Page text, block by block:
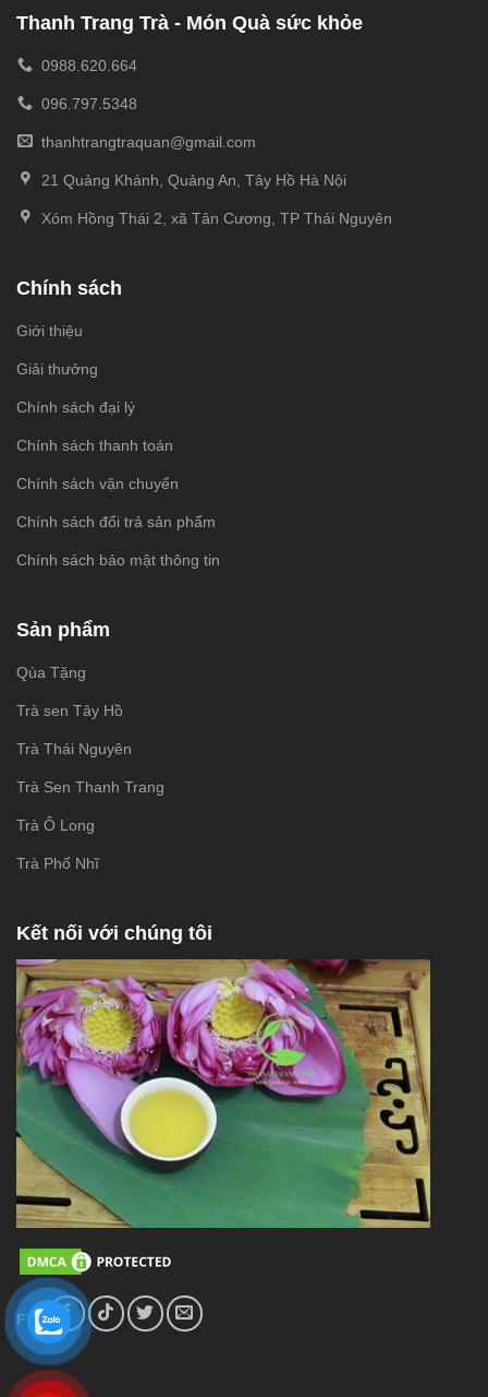
Thanh Trang Trà - Món Quà sức khỏe
0988.620.664
096.797.5348
thanhtrangtraquan@gmail.com
21 Quảng Khánh, Quảng An, Tây Hồ Hà Nội
Xóm Hồng Thái 2, xã Tân Cương, TP Thái Nguyên
Chính sách
Giới thiệu
Giải thưởng
Chính sách đại lý
Chính sách thanh toán
Chính sách vận chuyển
Chính sách đổi trả sản phẩm
Chính sách bảo mật thông tin
Sản phẩm
Qùa Tặng
Trà sen Tây Hồ
Trà Thái Nguyên
Trà Sen Thanh Trang
Trà Ô Long
Trà Phổ Nhĩ
Kết nối với chúng tôi
FL